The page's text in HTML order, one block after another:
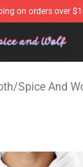
on orders over
- Official
/Spice And